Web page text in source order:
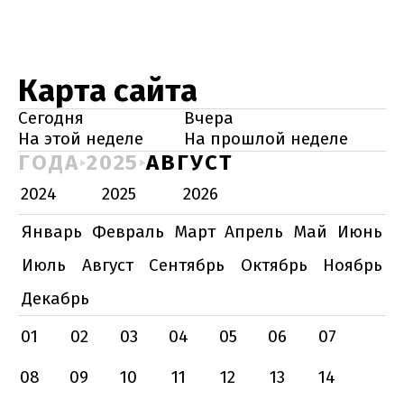
Карта сайта
Сегодня
Вчера
На этой неделе
На прошлой неделе
ГОДА 2025 АВГУСТ
2024 2025
2026
Январь Февраль Март Апрель Май
Июнь
Июль
Август Сентябрь Октябрь
Ноябрь
Декабрь
01
02 03 04 05 06
07
08
09 10 11 12 13
14